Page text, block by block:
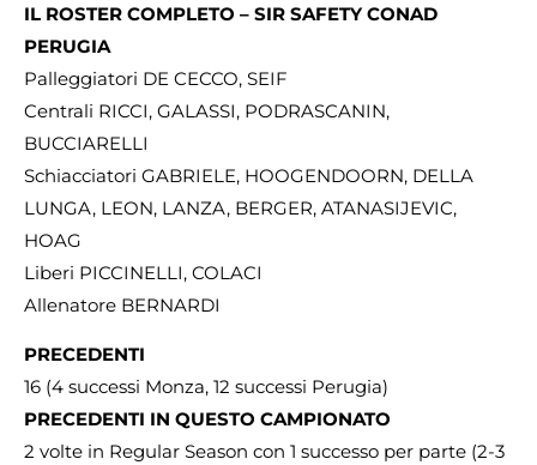
IL ROSTER COMPLETO – SIR SAFETY CONAD
PERUGIA
Palleggiatori DE CECCO, SEIF
Centrali RICCI, GALASSI, PODRASCANIN,
BUCCIARELLI
Schiacciatori GABRIELE, HOOGENDOORN, DELLA
LUNGA, LEON, LANZA, BERGER, ATANASIJEVIC,
HOAG
Liberi PICCINELLI, COLACI
Allenatore BERNARDI
PRECEDENTI
16 (4 successi Monza, 12 successi Perugia)
PRECEDENTI IN QUESTO CAMPIONATO
2 volte in Regular Season con 1 successo per parte (2-3